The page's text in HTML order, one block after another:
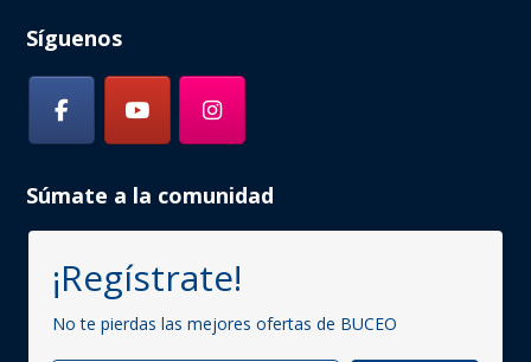
Síguenos
Súmate a la comunidad
¡Regístrate!
No te pierdas las mejores ofertas de BUCEO